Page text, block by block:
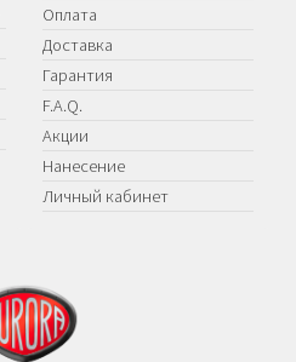
Оплата
Доставка
Гарантия
F.A.Q.
Акции
Нанесение
Личный кабинет